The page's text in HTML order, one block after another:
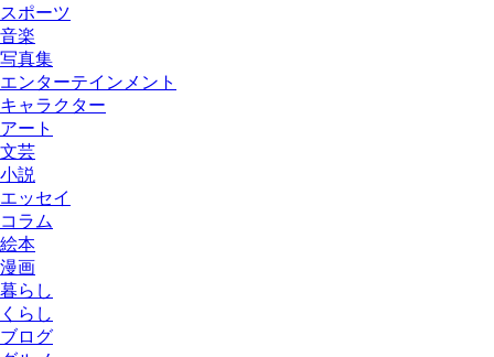
スポーツ
音楽
写真集
エンターテインメント
キャラクター
アート
文芸
小説
エッセイ
コラム
絵本
漫画
暮らし
くらし
ブログ